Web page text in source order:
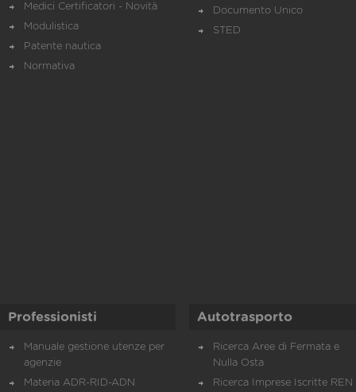
Medici Certificatori - Novità
Modulistica
Patente nautica
Normativa
Documento Unico
STED
Professionisti
Manuale gestione utenze per
agenzie
Materia ADR-RID-ADN
Autotrasporto
Ricerca Aree di Fermata e
Nulla Osta
Ricerca Imprese Iscritte REN